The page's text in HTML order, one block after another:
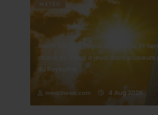
METÉO
Alerte Météo : Vague de chaleur et
chaud de mardi à jeudi dans plusieurs
du Royaume
medi1news.com 4 Aug 2026